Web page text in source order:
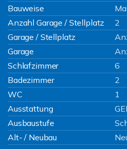
Bauweise
Anzahl Garage / Stellplatz
2
Garage / Stellplatz
Garage
Schlafzimmer
6
Badezimmer
2
WC
1
Ausstattung
Ausbaustufe
Alt- / Neubau